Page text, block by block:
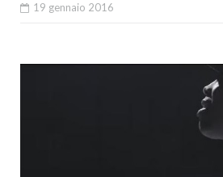
19 gennaio 2016